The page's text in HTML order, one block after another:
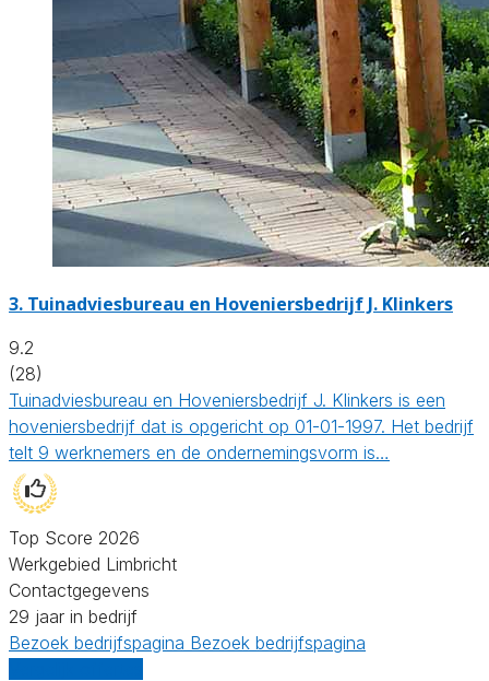
3. Tuinadviesbureau en Hoveniersbedrijf J. Klinkers
9.2
(28)
Tuinadviesbureau en Hoveniersbedrijf J. Klinkers is een
hoveniersbedrijf dat is opgericht op 01-01-1997. Het bedrijf
telt 9 werknemers en de ondernemingsvorm is…
Top Score 2026
Werkgebied Limbricht
Contactgegevens
29 jaar in bedrijf
Bezoek bedrijfspagina Bezoek bedrijfspagina